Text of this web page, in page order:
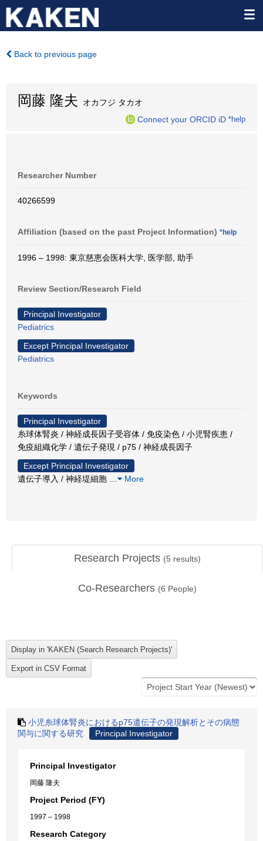
Back to previous page
岡藤 隆夫
オカフジ タカオ
Connect your ORCID iD *help
Researcher Number
40266599
Affiliation (based on the past Project Information) *help
1996 – 1998: 東京慈恵会医科大学, 医学部, 助手
Review Section/Research Field
Principal Investigator
Pediatrics
Except Principal Investigator
Pediatrics
Keywords
Principal Investigator
糸球体腎炎 / 神経成長因子受容体 / 免疫染色 / 小児腎疾患 /
免疫組織化学 / 遺伝子発現 / p75 / 神経成長因子
Except Principal Investigator
遺伝子導入 / 神経堤細胞
More
Research Projects (5 results)
Co-Researchers (6 People)
小児糸球体腎炎におけるp75遺伝子の発現解析とその病態
関与に関する研究
Principal Investigator
Principal Investigator
岡藤 隆夫
Project Period (FY)
1997 – 1998
Research Category